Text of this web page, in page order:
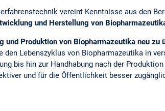
vereint Kenntnisse aus den
und Herstellung von
Produktion von Biopharmazeutika neu zu
Lebenszyklus von Biopharmazeutika in
bis hin zur Handhabung nach der
und für die Öffentlichkeit besser